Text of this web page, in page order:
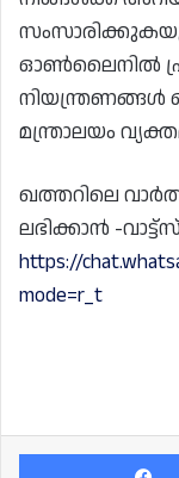
ഓൺലൈനിൽ
നിയന്ത്രണങ്ങൾ
മന്ത്രാലയം
ഖത്തറിലെ
ലഭിക്കാൻ -
https://
mode=r_t